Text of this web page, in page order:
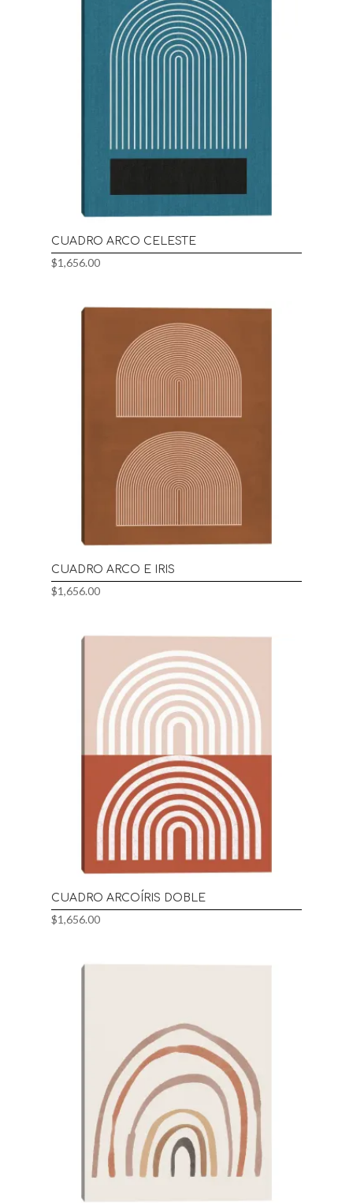
CUADRO ARCO CELESTE
$1,656.00
CUADRO ARCO E IRIS
$1,656.00
CUADRO ARCOÍRIS DOBLE
$1,656.00